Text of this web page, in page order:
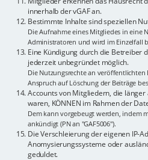
innerhalb der vGAF an.
Bestimmte Inhalte sind speziellen
Die Aufnahme eines Mitgliedes in eine
Administratoren und wird im Einzelfall
Eine Kündigung durch die Betreiber
jederzeit unbegründet möglich.
Die Nutzungsrechte an veröffentlichten
Anspruch auf Löschung der Beiträge
Accounts von Mitgliedern, die
waren, KÖNNEN im Rahmen der
Dem kann vorgebeugt werden, indem
ankündigt (PN an "GAF5006").
Die Verschleierung der eigenen IP-
Anomysierungssysteme oder
geduldet.